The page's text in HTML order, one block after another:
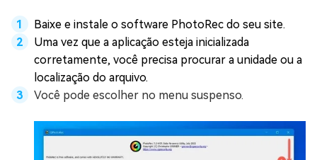
Baixe e instale o software PhotoRec do seu site.
Uma vez que a aplicação esteja inicializada
corretamente, você precisa procurar a unidade ou a
localização do arquivo.
Você pode escolher no menu suspenso.